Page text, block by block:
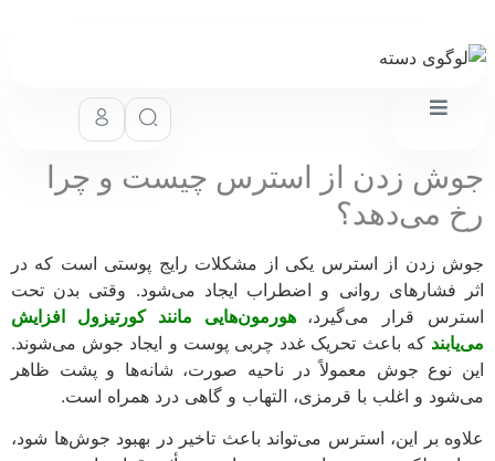
زدن از استرس چیست و چرا
می‌دهد؟
زدن از استرس یکی از مشکلات رایج پوستی است که در
فشارهای روانی و اضطراب ایجاد می‌شود. وقتی بدن تحت
قرار می‌گیرد،هورمون‌هایی مانند کورتیزول افزایش
که باعث تحریک غدد چربی پوست و ایجاد جوش می‌شوند.
نوع جوش معمولاً در ناحیه صورت، شانه‌ها و پشت ظاهر
و اغلب با قرمزی، التهاب و گاهی درد همراه است.
بر این، استرس می‌تواند باعث تاخیر در بهبود جوش‌ها شود،